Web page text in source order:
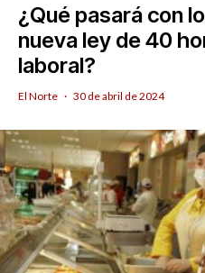
¿Qué pasará con
nueva ley de 40
laboral?
El Norte · 30 de abril de 2024